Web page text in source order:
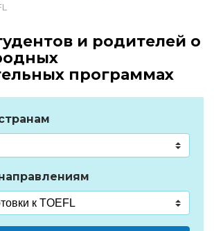
и родителей о
программах